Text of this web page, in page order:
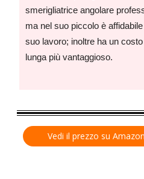
smerigliatrice angolare
ma nel suo piccolo è
suo lavoro; inoltre ha un
lunga più vantaggioso.
Vedi il prezzo su